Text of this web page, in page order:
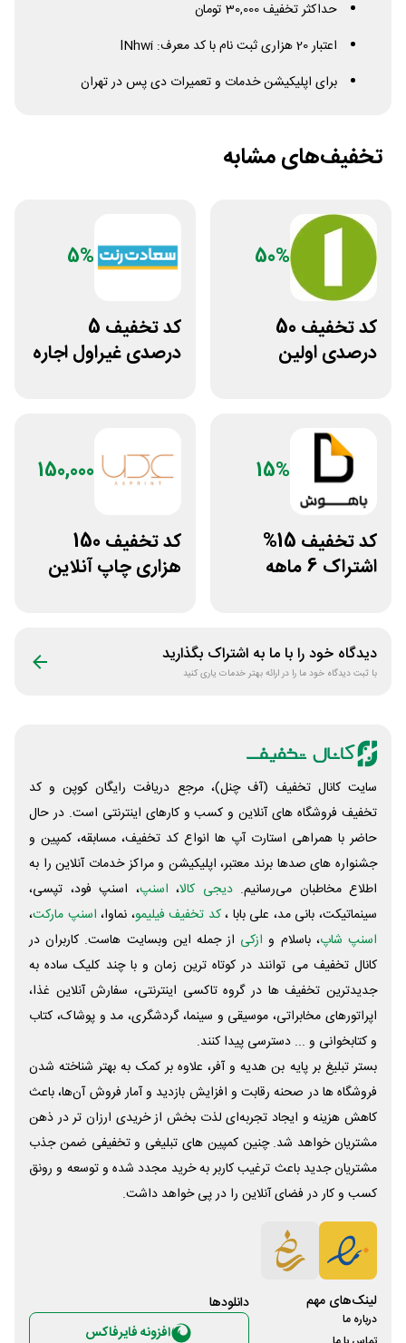
حداکثر تخفیف 30,000 تومان
اعتبار 20 هزاری ثبت نام با کد معرف:
lNhwi
برای اپلیکیشن خدمات و تعمیرات دی پس در تهران
تخفیف‌های مشابه
50%
کد تخفیف 50
درصدی اولین
5%
کد تخفیف 5
درصدی غیراول اجاره
15%
کد تخفیف 15%
اشتراک 6 ماهه
150,000
کد تخفیف 150
هزاری چاپ آنلاین
دیدگاه خود را با ما به اشتراک بگذارید
با ثبت دیدگاه خود ما را در ارائه بهتر خدمات یاری کنید
سایت کانال تخفیف (آف چنل)، مرجع دریافت رایگان کوپن و کد
تخفیف فروشگاه های آنلاین و کسب و‌ کارهای اینترنتی است. در حال
حاضر با همراهی استارت آپ ها انواع کد تخفیف، مسابقه، کمپین و
جشنواره های صدها برند معتبر، اپلیکیشن و مراکز خدمات آنلاین را به
اطلاع مخاطبان می‌رسانیم. دیجی کالا، اسنپ، اسنپ فود، تپسی،
سینماتیکت، بانی مد، علی‌ بابا ،کد تخفیف فیلیمو، نماوا، اسنپ مارکت،
اسنپ شاپ، باسلام و ازکی از جمله این وبسایت ‌هاست. کاربران در
کانال تخفیف می توانند در کوتاه ترین زمان و با چند کلیک ساده به
جدیدترین تخفیف ها در گروه تاکسی اینترنتی، سفارش آنلاین غذا،
اپراتورهای مخابراتی، موسیقی و سینما، گردشگری، مد و پوشاک، کتاب
و کتابخوانی و ... دسترسی پیدا کنند.
بستر تبلیغ بر پایه بن هدیه و آفر، علاوه بر کمک به بهتر شناخته شدن
فروشگاه ها در صحنه رقابت و افزایش بازدید و آمار فروش آن‌ها، باعث
کاهش هزینه و ایجاد تجربه‌ای لذت بخش از خریدی ارزان تر در ذهن
مشتریان خواهد شد. چنین کمپین های تبلیغی و تخفیفی ضمن جذب
مشتریان جدید باعث ترغیب کاربر به خرید مجدد شده و توسعه و رونق
کسب و کار در فضای آنلاین را در پی خواهد داشت.
لینک‌های مهم
درباره ما
دانلود‌ها
افزونه فایرفاکس